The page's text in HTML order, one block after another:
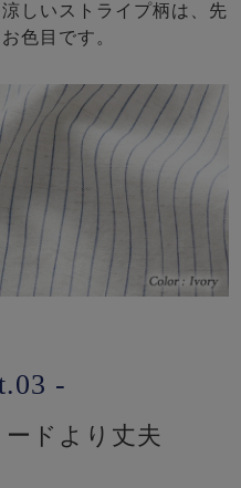
しいストライプ柄は、先
色目です。
-
ドより丈夫